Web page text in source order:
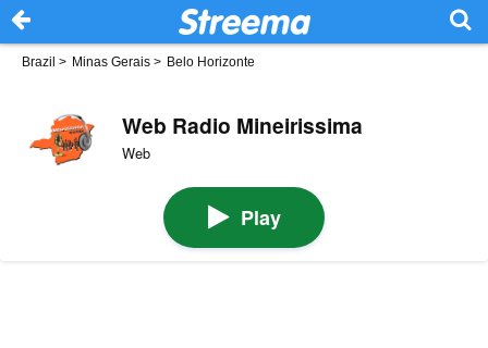
Brazil > Minas Gerais > Belo Horizonte
Web Radio Mineirissima
Web
Play